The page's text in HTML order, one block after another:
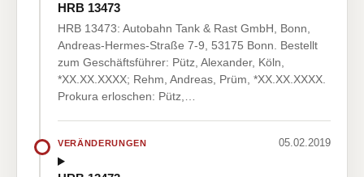
HRB 13473
HRB 13473: Autobahn Tank & Rast GmbH, Bonn,
Andreas-Hermes-Straße 7-9, 53175 Bonn. Bestellt
zum Geschäftsführer: Pütz, Alexander, Köln,
*XX.XX.XXXX; Rehm, Andreas, Prüm, *XX.XX.XXXX.
Prokura erloschen: Pütz,…
VERÄNDERUNGEN 05.02.2019